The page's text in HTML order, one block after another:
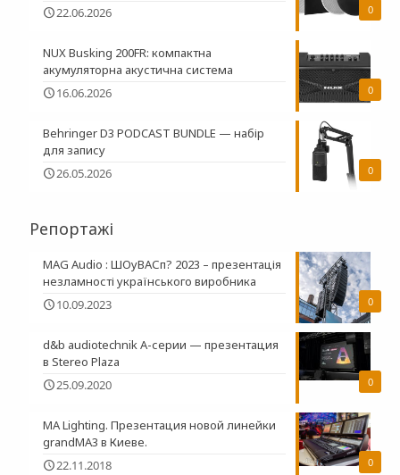
0
22.06.2026
0
NUX Busking 200FR: компактна
акумуляторна акустична система
16.06.2026
0
Behringer D3 PODCAST BUNDLE — набір
для запису
26.05.2026
Репортажі
0
MAG Audio : ШОуВАСп? 2023 – презентація
незламності українського виробника
10.09.2023
0
d&b audiotechnik A-серии — презентация
в Stereo Plaza
25.09.2020
0
MA Lighting. Презентация новой линейки
grandMA3 в Киеве.
22.11.2018